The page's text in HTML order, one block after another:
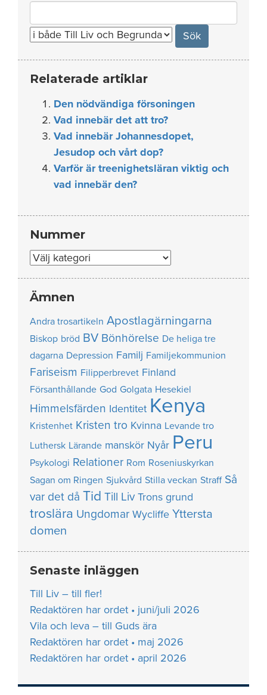
for:
Relaterade artiklar
Den nödvändiga försoningen
Vad innebär det att tro?
Vad innebär Johannesdopet,
Jesudop och vårt dop?
Varför är treenighetsläran viktig och
vad innebär den?
Nummer
Nummer
Ämnen
Andra trosartikeln Apostlagärningarna
Biskop bröd BV Bönhörelse De heliga tre
dagarna Depression Familj Familjekommunion
Fariseism Filipperbrevet Finland
Försanthållande God Golgata Hesekiel
Himmelsfärden Identitet Kenya
Kristenhet Kristen tro Kvinna Levande tro
Luthersk Lärande manskör Nyår Peru
Psykologi Relationer Rom Roseniuskyrkan
Sagan om Ringen Sjukvård Stilla veckan Straff Så
var det då Tid Till Liv Trons grund
troslära Ungdomar Wycliffe Yttersta
domen
Senaste inläggen
Till Liv – till fler!
Redaktören har ordet • juni/juli 2026
Vila och leva – till Guds ära
Redaktören har ordet • maj 2026
Redaktören har ordet • april 2026